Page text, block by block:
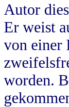
Autor
Er weist
von einer
worden.